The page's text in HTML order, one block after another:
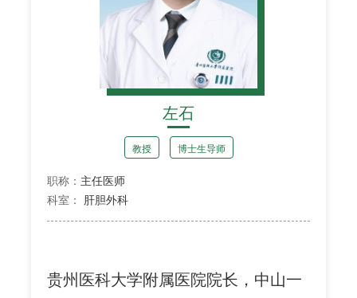
左石
教授 博士生导师
职称： 主任医师
科室： 肝胆外科
贵州医科大学附属医院院长，中山一